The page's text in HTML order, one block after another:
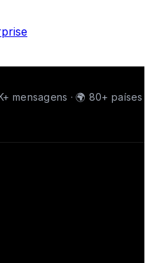
mensagens · 🌍 80+ países